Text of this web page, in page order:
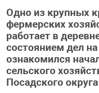
Одно из крупных
фермерских
работает в
состоянием дел
ознакомился
сельского
Посадского